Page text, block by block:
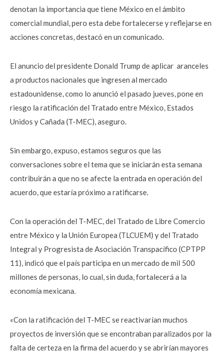
denotan la importancia que tiene México en el ámbito
comercial mundial, pero esta debe fortalecerse y reflejarse en
acciones concretas, destacó en un comunicado.
El anuncio del presidente Donald Trump de aplicar aranceles
a productos nacionales que ingresen al mercado
estadounidense, como lo anunció el pasado jueves, pone en
riesgo la ratificación del Tratado entre México, Estados
Unidos y Cañada (T-MEC), aseguro.
Sin embargo, expuso, estamos seguros que las
conversaciones sobre el tema que se iniciarán esta semana
contribuirán a que no se afecte la entrada en operación del
acuerdo, que estaría próximo a ratificarse.
Con la operación del T-MEC, del Tratado de Libre Comercio
entre México y la Unión Europea (TLCUEM) y del Tratado
Integral y Progresista de Asociación Transpacífico (CPTPP
11), indicó que el país participa en un mercado de mil 500
millones de personas, lo cual, sin duda, fortalecerá a la
economía mexicana.
«Con la ratificación del T-MEC se reactivarían muchos
proyectos de inversión que se encontraban paralizados por la
falta de certeza en la firma del acuerdo y se abrirían mayores